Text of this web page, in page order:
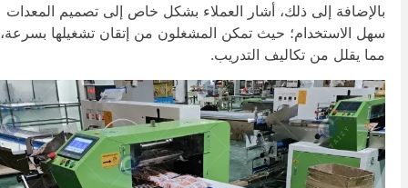
بالإضافة إلى ذلك، أشار العملاء بشكل خاص إلى تصميم المعدات
سهل الاستخدام؛ حيث تمكن المشغلون من إتقان تشغيلها بسرعة،
مما يقلل من تكاليف التدريب.